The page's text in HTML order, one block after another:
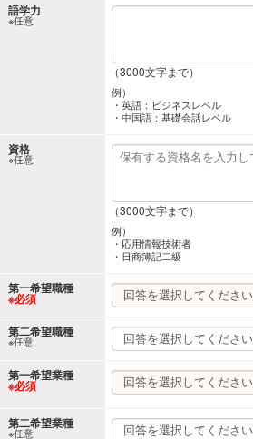
語学力
※任意
（3000文字まで）
例）
・英語：ビジネスレベル
・中国語：基礎会話レベル
資格
※任意
（3000文字まで）
例）
・応用情報技術者
・日商簿記二級
第一希望職種
※必須
第二希望職種
※任意
第一希望業種
※必須
第二希望業種
※任意